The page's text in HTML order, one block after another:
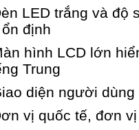
LED trắng và độ
định
hình LCD lớn
Trung
diện người
vị quốc tế, đơn